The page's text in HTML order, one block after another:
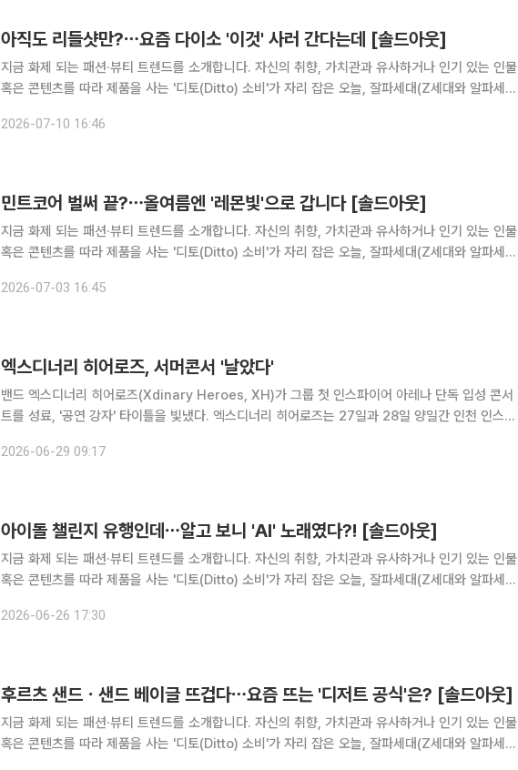
아직도 리들샷만?⋯요즘 다이소 '이것' 사러 간다는데 [솔드아웃]
지금 화제 되는 패션·뷰티 트렌드를 소개합니다. 자신의 취향, 가치관과 유사하거나 인기 있는 인물
혹은 콘텐츠를 따라 제품을 사는 '디토(Ditto) 소비'가 자리 잡은 오늘, 잘파세대(Z세대와 알파세대
시 필수로 방문하는 코스가 됐습니다. 청소용품이
2026-07-10 16:46
민트코어 벌써 끝?⋯올여름엔 '레몬빛'으로 갑니다 [솔드아웃]
지금 화제 되는 패션·뷰티 트렌드를 소개합니다. 자신의 취향, 가치관과 유사하거나 인기 있는 인물
혹은 콘텐츠를 따라 제품을 사는 '디토(Ditto) 소비'가 자리 잡은 오늘, 잘파세대(Z세대와 알파세대
연구소이자 색채 전문기업인 팬톤(PANTONE)이 발
2026-07-03 16:45
엑스디너리 히어로즈, 서머콘서 '날았다'
밴드 엑스디너리 히어로즈(Xdinary Heroes, XH)가 그룹 첫 인스파이어 아레나 단독 입성 콘서
트를 성료, '공연 강자' 타이틀을 빛냈다. 엑스디너리 히어로즈는 27일과 28일 양일간 인천 인스파
Heroes 2026 Summer Spec
2026-06-29 09:17
아이돌 챌린지 유행인데⋯알고 보니 'AI' 노래였다?! [솔드아웃]
지금 화제 되는 패션·뷰티 트렌드를 소개합니다. 자신의 취향, 가치관과 유사하거나 인기 있는 인물
혹은 콘텐츠를 따라 제품을 사는 '디토(Ditto) 소비'가 자리 잡은 오늘, 잘파세대(Z세대와 알파세대
습니다. 중독적인 비트와 멜로디, 따라 하기 쉬운 안무
2026-06-26 17:30
후르츠 샌드ㆍ샌드 베이글 뜨겁다⋯요즘 뜨는 '디저트 공식'은? [솔드아웃]
지금 화제 되는 패션·뷰티 트렌드를 소개합니다. 자신의 취향, 가치관과 유사하거나 인기 있는 인물
혹은 콘텐츠를 따라 제품을 사는 '디토(Ditto) 소비'가 자리 잡은 오늘, 잘파세대(Z세대와 알파세대